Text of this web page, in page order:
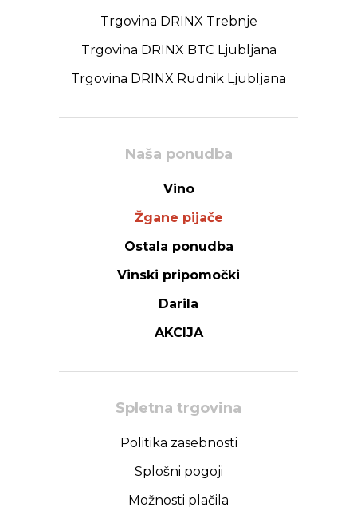
Trgovina DRINX Trebnje
Trgovina DRINX BTC Ljubljana
Trgovina DRINX Rudnik Ljubljana
Naša ponudba
Vino
Žgane pijače
Ostala ponudba
Vinski pripomočki
Darila
AKCIJA
Spletna trgovina
Politika zasebnosti
Splošni pogoji
Možnosti plačila